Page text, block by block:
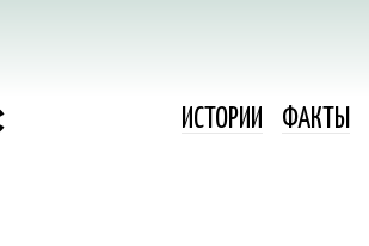
ИСТОРИИ ФАКТЫ